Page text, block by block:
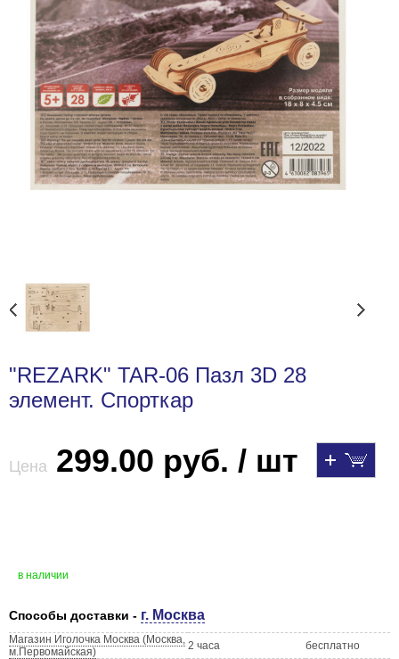
"REZARK" TAR-06 Пазл 3D 28
элемент. Спорткар
Цена 299.00 руб. / шт
в наличии
Способы доставки - г. Москва
Магазин Иголочка Москва (Москва,
м.Первомайская)
2 часа бесплатно